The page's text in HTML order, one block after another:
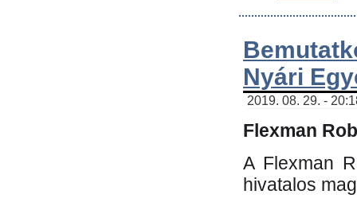
Nyári
2019. 08. 29. -
Flexman
A Flexman
hivatalos